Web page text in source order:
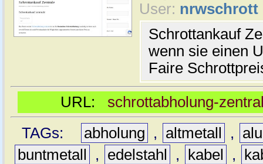
User: nrwschrott
Schrottankauf
wenn sie einen
Faire
URL: schrottabholung-
TAGs:
abholung , altmetall ,
buntmetall
, edelstahl , kabel ,